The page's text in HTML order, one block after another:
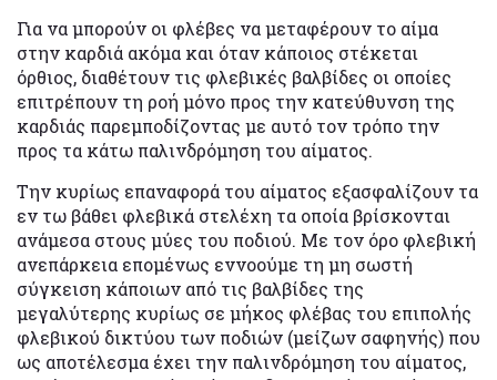
Για να μπορούν οι φλέβες να μεταφέρουν το αίμα
στην καρδιά ακόμα και όταν κάποιος στέκεται
όρθιος, διαθέτουν τις φλεβικές βαλβίδες οι οποίες
επιτρέπουν τη ροή μόνο προς την κατεύθυνση της
καρδιάς παρεμποδίζοντας με αυτό τον τρόπο την
προς τα κάτω παλινδρόμηση του αίματος.
Την κυρίως επαναφορά του αίματος εξασφαλίζουν τα
εν τω βάθει φλεβικά στελέχη τα οποία βρίσκονται
ανάμεσα στους μύες του ποδιού. Με τον όρο φλεβική
ανεπάρκεια επομένως εννοούμε τη μη σωστή
σύγκειση κάποιων από τις βαλβίδες της
μεγαλύτερης κυρίως σε μήκος φλέβας του επιπολής
φλεβικού δικτύου των ποδιών (μείζων σαφηνής) που
ως αποτέλεσμα έχει την παλινδρόμηση του αίματος,